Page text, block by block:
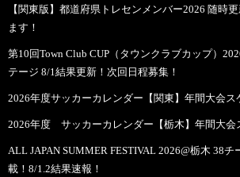
【関東版】都道府県トレセンメンバー2026 随時
ます！
第10回Town Club CUP（タウンクラブカップ）
テージ 8/1結果更新！次回日程募集！
2026年度サッカーカレンダー【関東】年間大会ス
2026年度 サッカーカレンダー【栃木】年間大会
ALL JAPAN SUMMER FESTIVAL 2026@栃木 38
載！8/1.2結果速報！